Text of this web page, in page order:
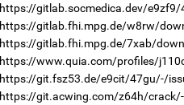
https://gitlab.socmedica.dev/
https://gitlab.fhi.mpg.de/w8rw/
https://gitlab.fhi.mpg.de/7xab/
https://www.quia.com/profiles/
https://git.fsz53.de/e9cit/47gu/-/
https://git.acwing.com/z64h/